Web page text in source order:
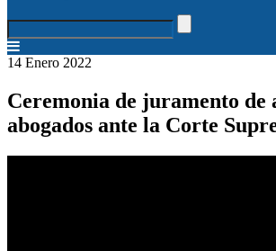
14 Enero 2022
Ceremonia de juramento de
abogados ante la Corte